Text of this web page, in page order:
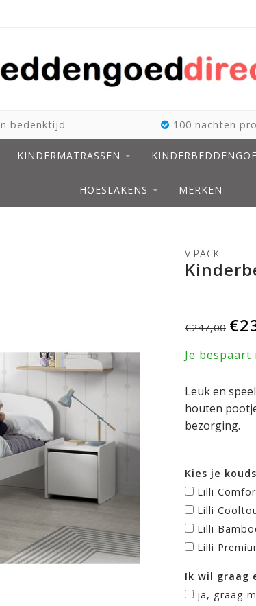
bedenktijd 100 nachten
KINDERMATRASSEN
HOESLAKENS MERKEN
VIPACK
€247,00
Je
Leuk en
houten
bezorging.
Kies je
Lilli
Lilli
Lilli
Lilli
Ik wil graag
ja, graag